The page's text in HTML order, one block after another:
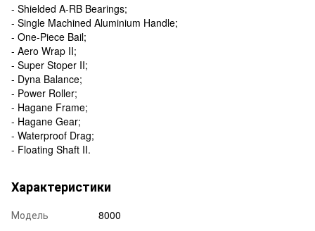
- Shielded A-RB Bearings;
- Single Machined Aluminium Handle;
- One-Piece Bail;
- Aero Wrap II;
- Super Stoper II;
- Dyna Balance;
- Power Roller;
- Hagane Frame;
- Hagane Gear;
- Waterproof Drag;
- Floating Shaft II.
Характеристики
Модель 8000